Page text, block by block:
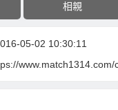
相親
05-02 10:30:11